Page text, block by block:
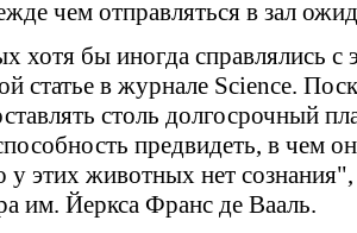
чем отправляться в зал
хотя бы иногда справлялись с
статье в журнале Science.
столь долгосрочный
предвидеть, в чем
у этих животных нет
им. Йеркса Франс де Вааль.